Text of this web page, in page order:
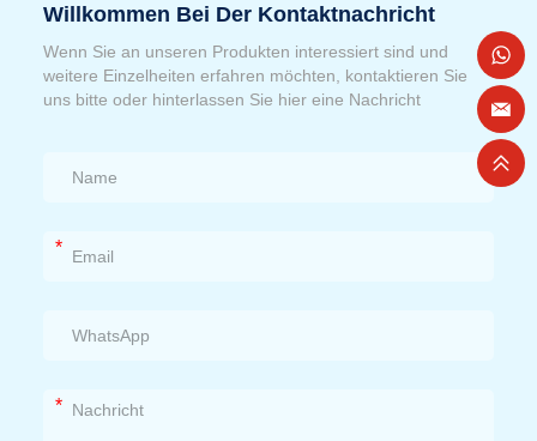
Willkommen Bei Der Kontaktnachricht
Wenn Sie an unseren Produkten interessiert sind und
weitere Einzelheiten erfahren möchten, kontaktieren Sie
uns bitte oder hinterlassen Sie hier eine Nachricht
*
*